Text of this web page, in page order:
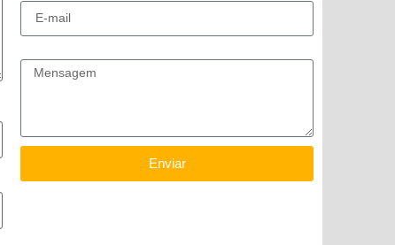
Enviar